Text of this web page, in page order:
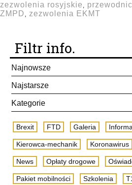
zezwolenia rosyjskie ,
ZMPD , zezwolenia EKMT
Filtr info.
Najnowsze
Najstarsze
Kategorie
Brexit FTD Galeria
Kierowca-mechanik Koronawirus
News Opłaty drogowe
Pakiet mobilności Szkolenia